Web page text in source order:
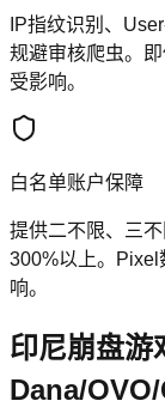
IP指纹识别、
规避审核爬虫。
受影响。
白名单账户保障
提供二不限、三
300%以上。Pixel
响。
印尼崩盘游
Dana/